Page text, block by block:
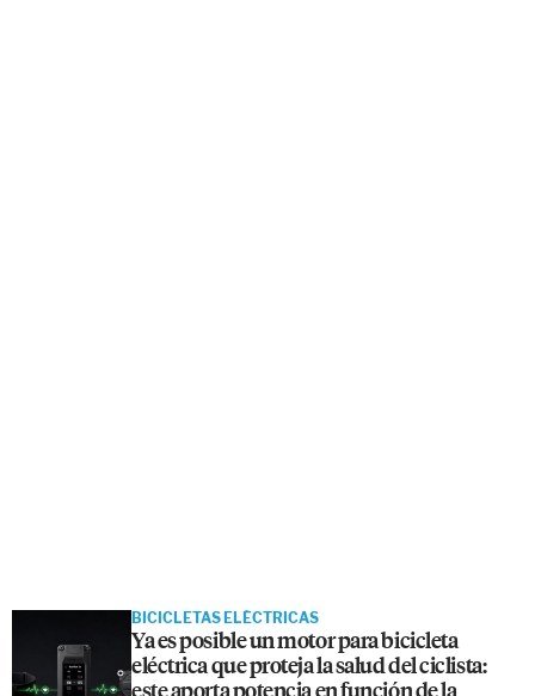
BICICLETAS ELÉCTRICAS
Ya es posible un motor para bicicleta
eléctrica que proteja la salud del ciclista:
este aporta potencia en función de la